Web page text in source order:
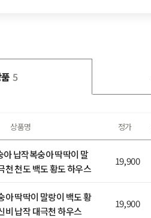
5
상품명 정가
납작복숭아 딱딱이 말
천 천도 백도 황도 하우스
19,900
아 딱딱이 말랑이 백도 황
비 납작 대극천 하우스
19,900